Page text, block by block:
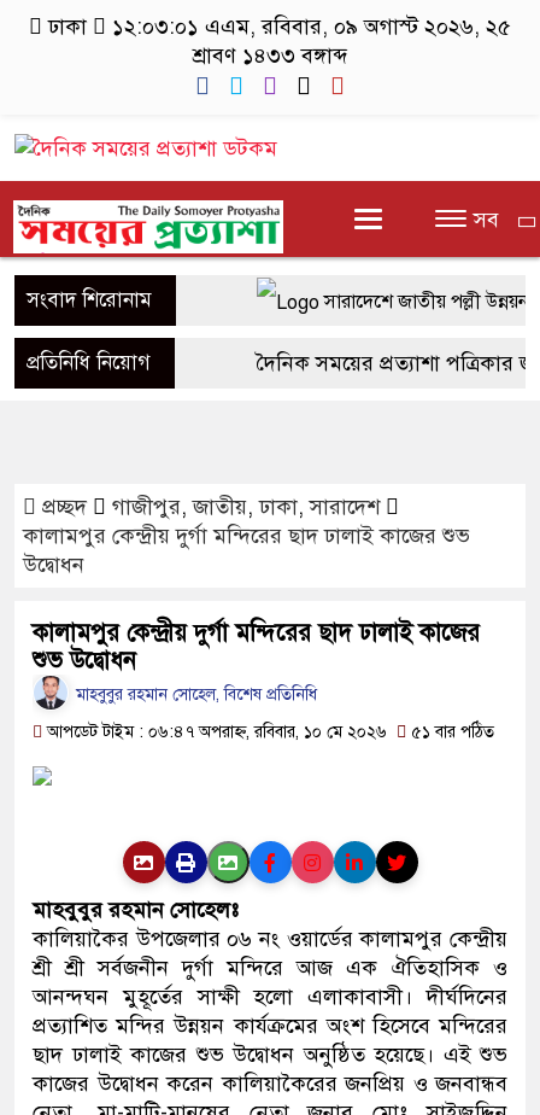
ঢাকা ১২:০৩:০২ এএম, রবিবার, ০৯ অগাস্ট ২০২৬, ২৫
শ্রাবণ ১৪৩৩ বঙ্গাব্দ
সব
সংবাদ শিরোনাম সারাদেশে জাতীয় পল্লী উন্নয়ন
সাতক্ষীরার শ্যামনগরে দুই
পাংশা সরকারী কলেজে রবীন্দ্র-
ফরিদপুরে ওজোপাডিকোর
যাচ্ছে
উদ্ধার কোদাল
ফরিদপুরে ‘শ্মশান বন্ধু’ কানু সেন
প্রতিনিধি নিয়োগ
দৈনিক সময়ের প্রত্যাশা পত্রিকার
Hotline- +880 9617 179084
প্রচ্ছদ গাজীপুর,জাতীয়,ঢাকা,সারাদেশ
কালামপুর কেন্দ্রীয় দুর্গা মন্দিরের ছাদ ঢালাই কাজের শুভ
উদ্বোধন
কালামপুর কেন্দ্রীয় দুর্গা মন্দিরের ছাদ ঢালাই কাজের
শুভ উদ্বোধন
মাহবুবুর রহমান সোহেল, বিশেষ প্রতিনিধি
আপডেট টাইম : ০৬:৪৭ অপরাহ্ন, রবিবার, ১০ মে ২০২৬
৫১ বার পঠিত
মাহবুবুর রহমান সোহেলঃ
কালিয়াকৈর উপজেলার ০৬ নং ওয়ার্ডের কালামপুর কেন্দ্রীয়
শ্রী শ্রী সর্বজনীন দুর্গা মন্দিরে আজ এক ঐতিহাসিক ও
আনন্দঘন মুহূর্তের সাক্ষী হলো এলাকাবাসী। দীর্ঘদিনের
প্রত্যাশিত মন্দির উন্নয়ন কার্যক্রমের অংশ হিসেবে মন্দিরের
ছাদ ঢালাই কাজের শুভ উদ্বোধন অনুষ্ঠিত হয়েছে। এই শুভ
কাজের উদ্বোধন করেন কালিয়াকৈরের জনপ্রিয় ও জনবান্ধব